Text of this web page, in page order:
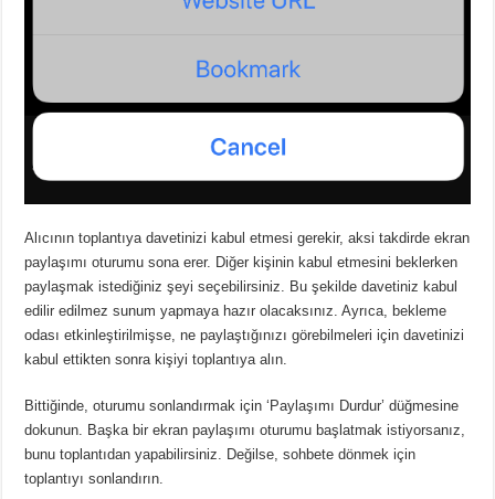
Alıcının toplantıya davetinizi kabul etmesi gerekir, aksi takdirde ekran
paylaşımı oturumu sona erer. Diğer kişinin kabul etmesini beklerken
paylaşmak istediğiniz şeyi seçebilirsiniz. Bu şekilde davetiniz kabul
edilir edilmez sunum yapmaya hazır olacaksınız. Ayrıca, bekleme
odası etkinleştirilmişse, ne paylaştığınızı görebilmeleri için davetinizi
kabul ettikten sonra kişiyi toplantıya alın.
Bittiğinde, oturumu sonlandırmak için ‘Paylaşımı Durdur’ düğmesine
dokunun. Başka bir ekran paylaşımı oturumu başlatmak istiyorsanız,
bunu toplantıdan yapabilirsiniz. Değilse, sohbete dönmek için
toplantıyı sonlandırın.